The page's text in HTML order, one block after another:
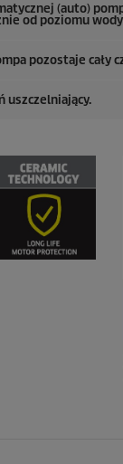
(auto)
od poziomu wody
pozostaje cały
uszczelniający.